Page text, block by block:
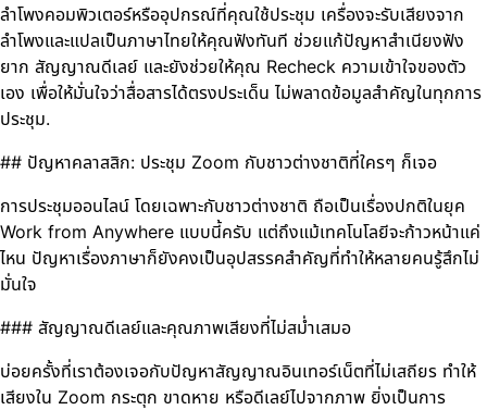
ลำโพงคอมพิวเตอร์หรืออุปกรณ์ที่คุณใช้ประชุม เครื่องจะรับเสียงจาก
ลำโพงและแปลเป็นภาษาไทยให้คุณฟังทันที ช่วยแก้ปัญหาสำเนียงฟัง
ยาก สัญญาณดีเลย์ และยังช่วยให้คุณ Recheck ความเข้าใจของตัว
เอง เพื่อให้มั่นใจว่าสื่อสารได้ตรงประเด็น ไม่พลาดข้อมูลสำคัญในทุกการ
ประชุม.
## ปัญหาคลาสสิก: ประชุม Zoom กับชาวต่างชาติที่ใครๆ ก็เจอ
การประชุมออนไลน์ โดยเฉพาะกับชาวต่างชาติ ถือเป็นเรื่องปกติในยุค
Work from Anywhere แบบนี้ครับ แต่ถึงแม้เทคโนโลยีจะก้าวหน้าแค่
ไหน ปัญหาเรื่องภาษาก็ยังคงเป็นอุปสรรคสำคัญที่ทำให้หลายคนรู้สึกไม่
มั่นใจ
### สัญญาณดีเลย์และคุณภาพเสียงที่ไม่สม่ำเสมอ
บ่อยครั้งที่เราต้องเจอกับปัญหาสัญญาณอินเทอร์เน็ตที่ไม่เสถียร ทำให้
เสียงใน Zoom กระตุก ขาดหาย หรือดีเลย์ไปจากภาพ ยิ่งเป็นการ